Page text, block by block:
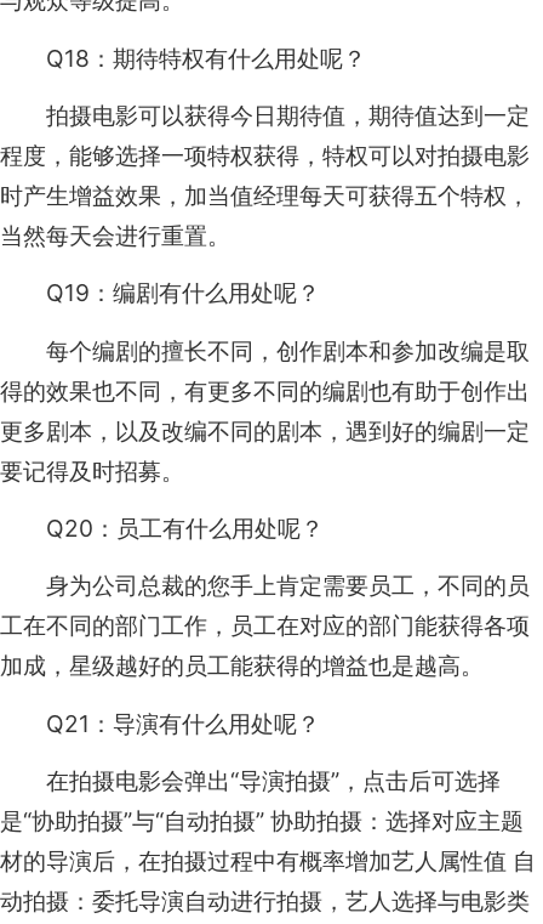
Q18：期待特权有什么用处呢？
拍摄电影可以获得今日期待值，期待值达到一定
程度，能够选择一项特权获得，特权可以对拍摄电影
时产生增益效果，加当值经理每天可获得五个特权，
当然每天会进行重置。
Q19：编剧有什么用处呢？
每个编剧的擅长不同，创作剧本和参加改编是取
得的效果也不同，有更多不同的编剧也有助于创作出
更多剧本，以及改编不同的剧本，遇到好的编剧一定
要记得及时招募。
Q20：员工有什么用处呢？
身为公司总裁的您手上肯定需要员工，不同的员
工在不同的部门工作，员工在对应的部门能获得各项
加成，星级越好的员工能获得的增益也是越高。
Q21：导演有什么用处呢？
在拍摄电影会弹出“导演拍摄”，点击后可选择
是“协助拍摄”与“自动拍摄” 协助拍摄：选择对应主题
材的导演后，在拍摄过程中有概率增加艺人属性值 自
动拍摄：委托导演自动进行拍摄，艺人选择与电影类